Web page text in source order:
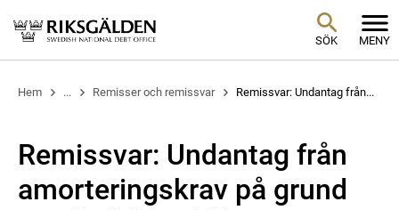
SÖK MENY
Hem ... Remisser och remissvar Remissvar: Undantag från...
Remissvar: Undantag från
amorteringskrav på grund